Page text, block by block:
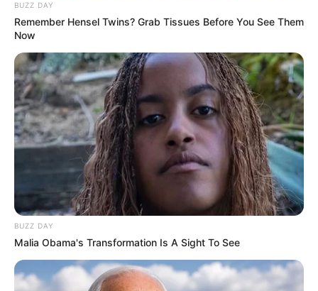
Ambyar! 10 Kalimat Baper
Pakai Bahasa Jawa Ini Bikin
Galau Abis
Fail! 10 Potret Makanan Gagal
Dimasak yang Bikin Kamu
Nggak Selera
BUZZ DAY
Remember Hensel Twins? Grab Tissues Before You See Them
Now
BUZZ DAY
Malia Obama's Transformation Is A Sight To See